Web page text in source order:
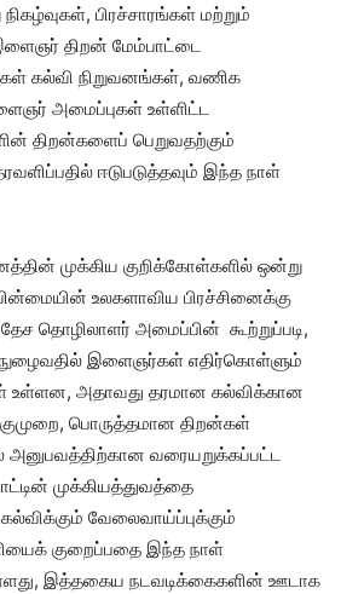
பிரச்சாரங்கள் மற்றும்
திறன் மேம்பாட்டை
கல்வி நிறுவனங்கள், வணிக
அமைப்புகள் உள்ளிட்ட
திறன்களைப் பெறுவதற்கும்
ஈடுபடுத்தவும் இந்த நாள்
முக்கிய குறிக்கோள்களில் ஒன்று
உலகளாவிய பிரச்சினைக்கு
தொழிலாளர் அமைப்பின் கூற்றுப்படி,
இளைஞர்கள் எதிர்கொள்ளும்
உள்ளன, அதாவது தரமான கல்விக்கான
பொருத்தமான திறன்கள்
வரையறுக்கப்பட்ட
முக்கியத்துவத்தை
வேலைவாய்ப்புக்கும்
குறைப்பதை இந்த நாள்
இத்தகைய நடவடிக்கைகளின் ஊடாக